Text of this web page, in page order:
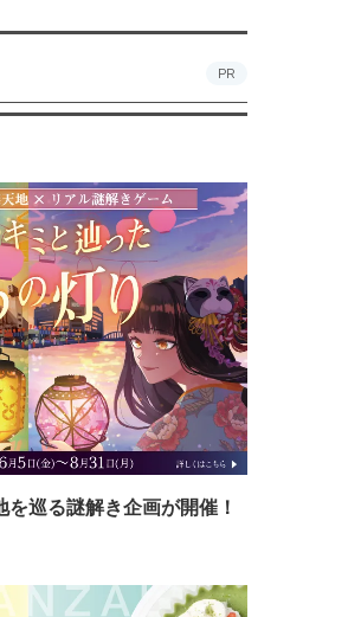
PR
巡る謎解き企画が開催！